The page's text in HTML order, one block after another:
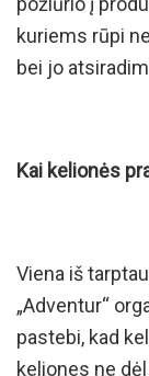
kuriems rūpi
bei jo
Kai kelionės
Viena iš
„Adventur“
pastebi, kad
keliones ne